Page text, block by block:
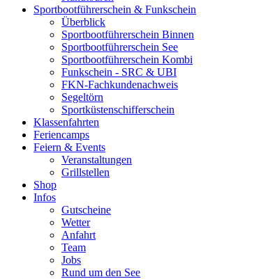
Sportbootführerschein & Funkschein
Überblick
Sportbootführerschein Binnen
Sportbootführerschein See
Sportbootführerschein Kombi
Funkschein - SRC & UBI
FKN-Fachkundenachweis
Segeltörn
Sportküstenschifferschein
Klassenfahrten
Feriencamps
Feiern & Events
Veranstaltungen
Grillstellen
Shop
Infos
Gutscheine
Wetter
Anfahrt
Team
Jobs
Rund um den See